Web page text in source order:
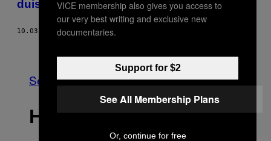
duistere heersers van mierenkoloniën
10.03.14 DOOR BECKY FERREIRA
See All
HET LAATSTE
VICE membership also gives you access to
our very best writing and exclusive new
documentaries.
Support for $2
See All Membership Plans
Or, continue for free